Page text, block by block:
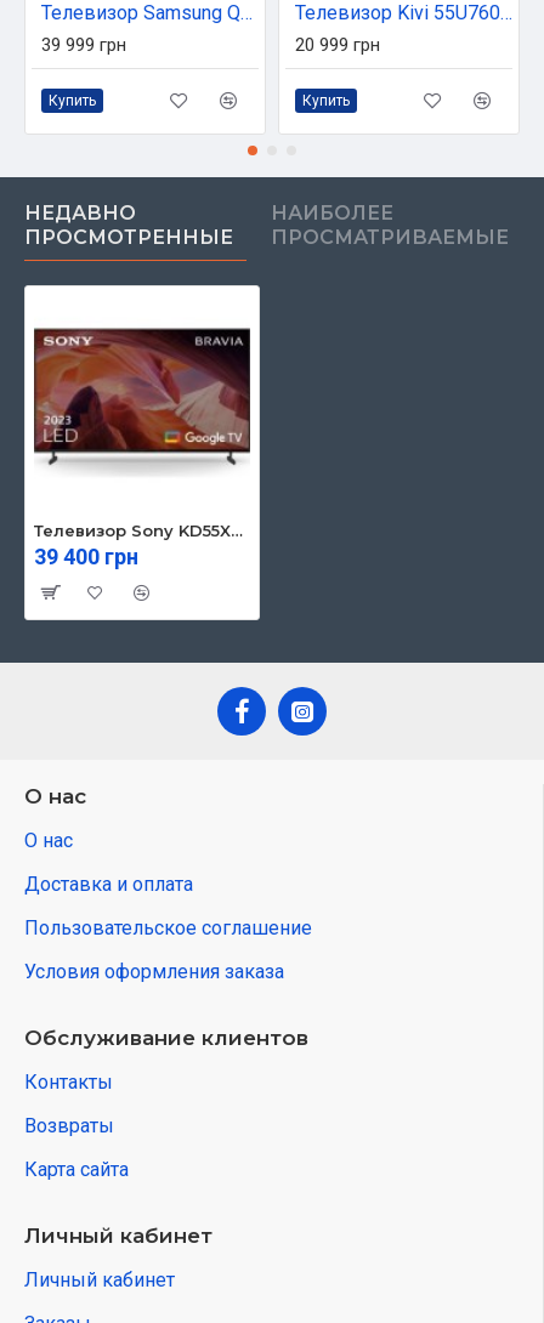
Телевизор Samsung QE42S90FAEXUA
39 999 грн
Купить
Телевизор Kivi 55U760QW
20 999 грн
Купить
НЕДАВНО
ПРОСМОТРЕННЫЕ
НАИБОЛЕЕ
ПРОСМАТРИВАЕМЫЕ
Телевизор Sony KD55X80L
39 400 грн
О нас
О нас
Доставка и оплата
Пользовательское соглашение
Условия оформления заказа
Обслуживание клиентов
Контакты
Возвраты
Карта сайта
Личный кабинет
Личный кабинет